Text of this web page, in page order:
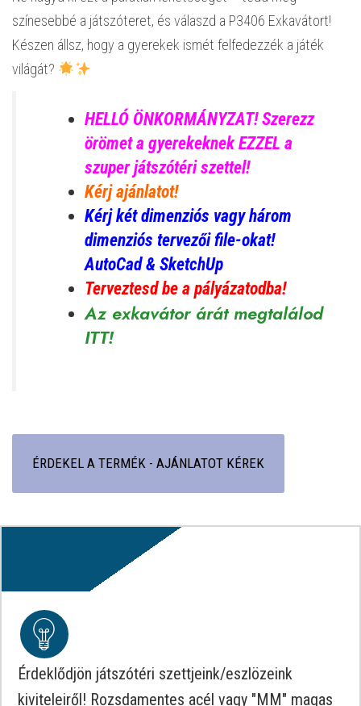
színesebbé a játszóteret, és válaszd a P3406 Exkavátort!
Készen állsz, hogy a gyerekek ismét felfedezzék a játék
világát?
HELLÓ ÖNKORMÁNYZAT! Szerezz
örömet a gyerekeknek EZZEL a
szuper játszótéri szettel!
Kérj ajánlatot!
Kérj két dimenziós vagy három
dimenziós tervezői file-okat!
AutoCad & SketchUp
Terveztesd be a pályázatodba!
Az exkavátor árát megtalálod
ITT!
ÉRDEKEL A TERMÉK - AJÁNLATOT KÉREK
Érdeklődjön játszótéri szettjeink/eszlözeink
kiviteleiről! Rozsdamentes acél vagy "MM" magas